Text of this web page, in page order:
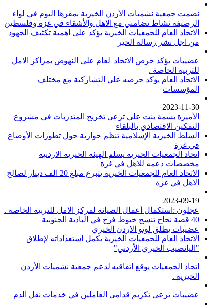
نضمت جمعية نشميات الأردن الخيرية بمقرها اليوم في لواء
الرصيفه نشاط تضامني مع الاهل والأشقاء في غزة وفلسطين
الاتحاد العام للجمعيات الخيرية يؤكد على اهمية تكثيف الجهود
من اجل نشر رسالة الخير
عضيبات يؤكد حرص الاتحاد العام على النهوض بمراكز الامل
للتربية الخاصة .
الاتحاد العام يؤكد حرصه على التشاركية مع مختلف
المؤسسات
2023-11-30
الأميرة بسمة بنت علي ترعى تخريج المتدربات في مشروع
التمكين الاقتصادي بالبلقاء
السلط الخيرية الإسلامية تنظم حوارية حول تطورات الأوضاع
في غزة
اتحاد الجمعيات الخيريه يسلم الهيئة الخيرية الاردنيه
مخصصات دعمه للاهل في غزة
الاتحاد العام للجمعيات الخيرية يتبرع مبلغ 20 الف دينار لصالح
الاهل في غزة
2023-09-19
عجلون :استكمال أعمال الصيانه لمركز الامل للتربيه الخاصه .
40 قصة نجاح تنسج خيوط فرح في البادية الجنوبية
عضيبات يطلق لوتو الاردن الخيري
الاتحاد العام للجمعيات الخيرية يكمل استعداداته لإطلاق
"اليانصيب الخيري الأردني"
اتحاد الجمعيات يوقع اتفاقيه لدعم جمعية نشميات الأردن
الخيريه .
عضيبات يرعى تكريم قدامى العاملين في خدمات نقل الدم